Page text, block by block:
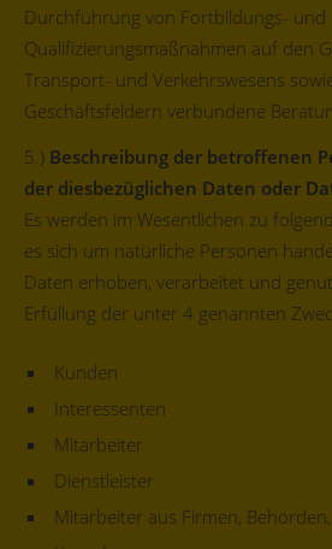
Durchführung von Fortbildungs- und
Qualifizierungsmaßnahmen auf den
Transport- und Verkehrswesens
Geschäftsfeldern verbundene
5.) Beschreibung der betroffenen
der diesbezüglichen Daten oder
Es werden im Wesentlichen zu
es sich um natürliche Personen
Daten erhoben, verarbeitet und
Erfüllung der unter 4 genannten
Kunden
Interessenten
Mitarbeiter
Dienstleister
Mitarbeiter aus Firmen,